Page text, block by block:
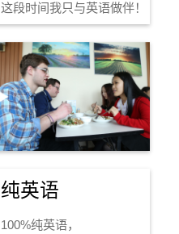
这段时间我只与英语做伴！
纯英语
100%纯英语，